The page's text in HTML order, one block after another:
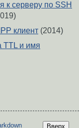
к серверу по SSH
клиент (2014)
TTL и имя
Вверх